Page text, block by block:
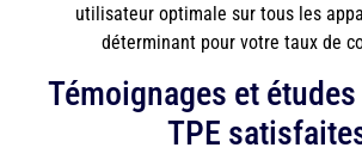
utilisateur optimale sur tous les
déterminant pour votre taux de
Témoignages et
TPE